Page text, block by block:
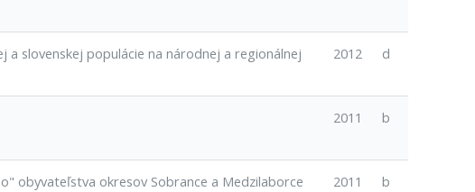
a slovenskej populácie na národnej a regionálnej
2012 d
2011 b
obyvateľstva okresov Sobrance a Medzilaborce 2011 b